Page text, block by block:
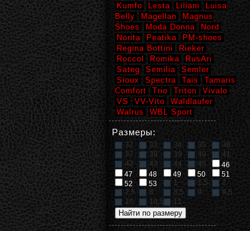
Kumfo
Lesta Liliani
Luisa
Belly
Magellan
Magnus
Shoes
Moda Donna
Nord
Norita
Peatika
PM-shoes
Regina Bottini
Rieker
Roccol
Romika
RusAri
Sateg
Semilia
Semler
Sioux
Spectra Tais
Tamaris
Comfort
Trio Triton
Vivalo
VS
VV-Vito
Waldlaufer
Walrus
WBL Sport
Размеры:
32 33 34 35
36
37
38 39 40
41
42
43 44 45
46
47
48 49 50
51
52
53 1 1,5
2
2,5
8 8,5 9
9,5
10
10,5 11